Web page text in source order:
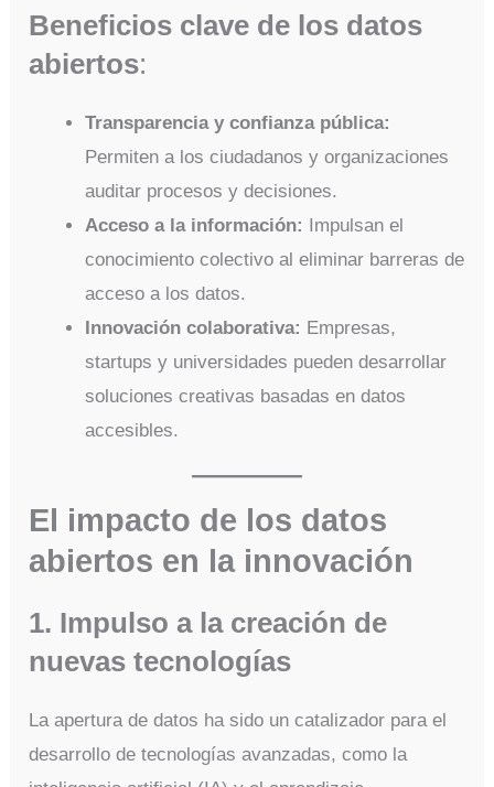
Beneficios clave de los datos
abiertos:
Transparencia y confianza pública:
Permiten a los ciudadanos y organizaciones
auditar procesos y decisiones.
Acceso a la información: Impulsan el
conocimiento colectivo al eliminar barreras de
acceso a los datos.
Innovación colaborativa: Empresas,
startups y universidades pueden desarrollar
soluciones creativas basadas en datos
accesibles.
El impacto de los datos
abiertos en la innovación
1. Impulso a la creación de
nuevas tecnologías
La apertura de datos ha sido un catalizador para el
desarrollo de tecnologías avanzadas, como la